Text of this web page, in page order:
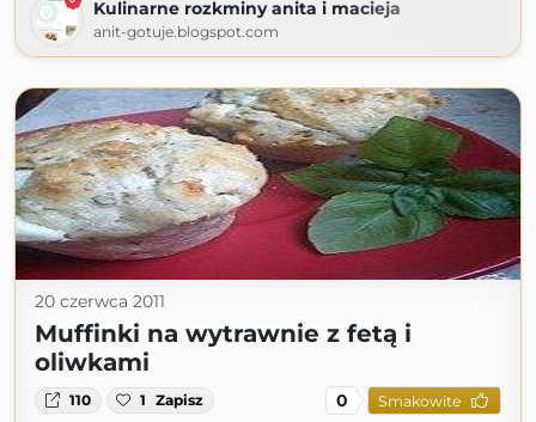
Kulinarne rozkminy anita i macieja
anit-gotuje.blogspot.com
20 czerwca 2011
Muffinki na wytrawnie z fetą i
oliwkami
110 1 Zapisz 0 Smakowite